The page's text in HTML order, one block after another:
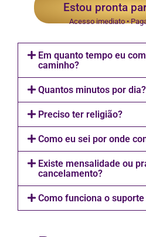
Estou pronta
Acesso imediato •
Em quanto tempo eu
caminho?
Quantos minutos por dia?
Preciso ter religião?
Como eu sei por onde
Existe mensalidade ou
cancelamento?
Como funciona o